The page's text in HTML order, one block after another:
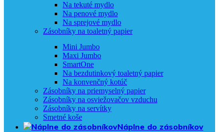
Na tekuté mydlo
Na penové mydlo
Na sprejové mydlo
Zásobníky na toaletný papier
Mini Jumbo
Maxi Jumbo
SmartOne
Na bezdutinkový toaletný papier
Na konvenčný kotúč
Zásobníky na priemyselný papier
Zásobníky na osviežovačov vzduchu
Zásobníky na servítky
Smetné koše
Náplne do zásobníkov